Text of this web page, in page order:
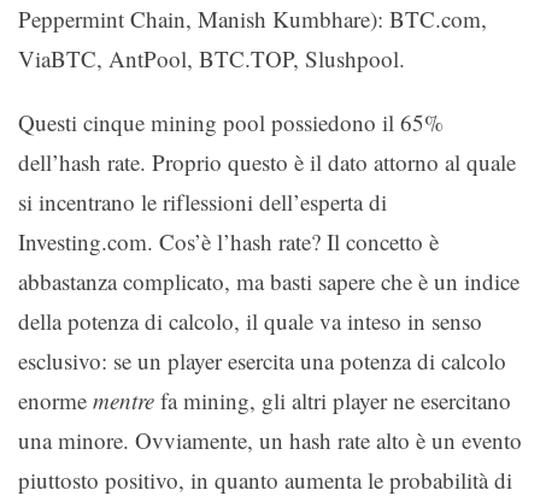
Peppermint Chain, Manish Kumbhare): BTC.com,
ViaBTC, AntPool, BTC.TOP, Slushpool.
Questi cinque mining pool possiedono il 65%
dell’hash rate. Proprio questo è il dato attorno al quale
si incentrano le riflessioni dell’esperta di
Investing.com. Cos’è l’hash rate? Il concetto è
abbastanza complicato, ma basti sapere che è un indice
della potenza di calcolo, il quale va inteso in senso
esclusivo: se un player esercita una potenza di calcolo
enorme mentre fa mining, gli altri player ne esercitano
una minore. Ovviamente, un hash rate alto è un evento
piuttosto positivo, in quanto aumenta le probabilità di